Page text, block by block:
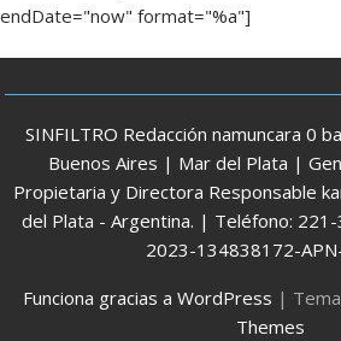
endDate="now" format="%a"]
SINFILTRO Redacción namuncara 0
Buenos Aires | Mar del Plata |
Propietaria y Directora Responsable
del Plata - Argentina. | Teléfono:
2023-134838172-
Funciona gracias a WordPress |
Themes